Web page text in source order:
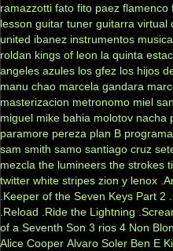
ramazzotti fato fito paez flamenco
lesson guitar tuner guitarra virtual
united ibanez instrumentos
roldan kings of leon la quinta
angeles azules los gfez los hijos
manu chao marcela gandara
masterizacion metronomo miel
miguel mike bahia molotov nacha
paramore pereza plan B
sam smith samo santiago cruz
mezcla the lumineers the strokes
twitter white stripes zion y lenox
.Keeper of the Seven Keys Part 2
.Reload
.Ride the Lightning
of a Seventh Son 3 rios 4 Non
Alice Cooper Alvaro Soler Ben E